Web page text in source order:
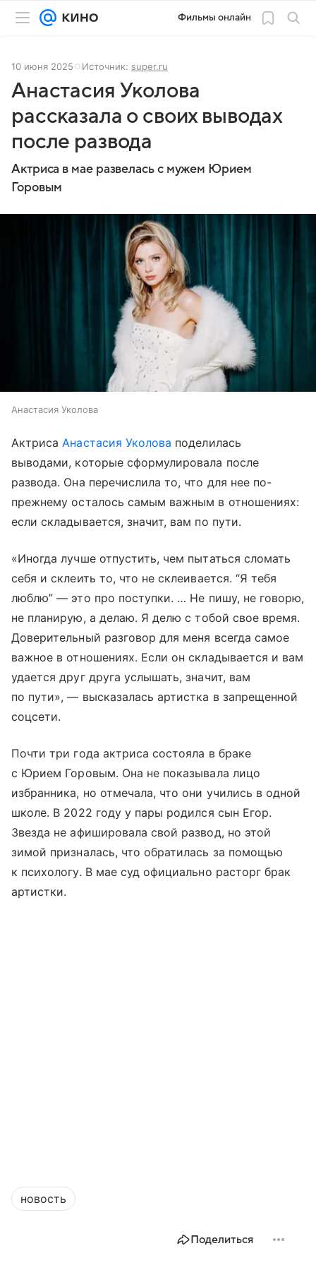
Фильмы онлайн
10 июня 2025 Источник: super.ru
Анастасия Уколова
рассказала о своих выводах
после развода
Актриса в мае развелась с мужем Юрием
Горовым
Анастасия Уколова
АктрисаАнастасия Уколова поделилась
выводами, которые сформулировала после
развода. Она перечислила то, что для нее по-
прежнему осталось самым важным в отношениях:
если складывается, значит, вам по пути.
«Иногда лучше отпустить, чем пытаться сломать
себя и склеить то, что не склеивается. “Я тебя
люблю” — это про поступки. … Не пишу, не говорю,
не планирую, а делаю. Я делю с тобой свое время.
Доверительный разговор для меня всегда самое
важное в отношениях. Если он складывается и вам
удается друг друга услышать, значит, вам
по пути», — высказалась артистка в запрещенной
соцсети.
Почти три года актриса состояла в браке
с Юрием Горовым. Она не показывала лицо
избранника, но отмечала, что они учились в одной
школе. В 2022 году у пары родился сын Егор.
Звезда не афишировала свой развод, но этой
зимой призналась, что обратилась за помощью
к психологу. В мае суд официально расторг брак
артистки.
новость
Поделиться